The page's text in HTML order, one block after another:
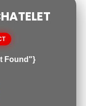
Found"}